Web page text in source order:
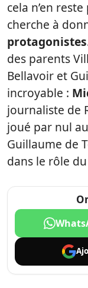
cela n’en
cherche à
protagonistes
des parents
Bellavoir et
incroyable :
journaliste de
joué par nul
Guillaume de
dans le rôle